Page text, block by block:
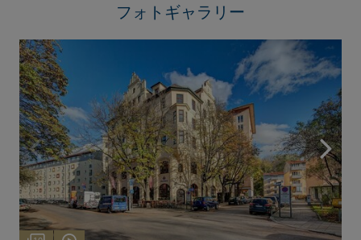
フォトギャラリー